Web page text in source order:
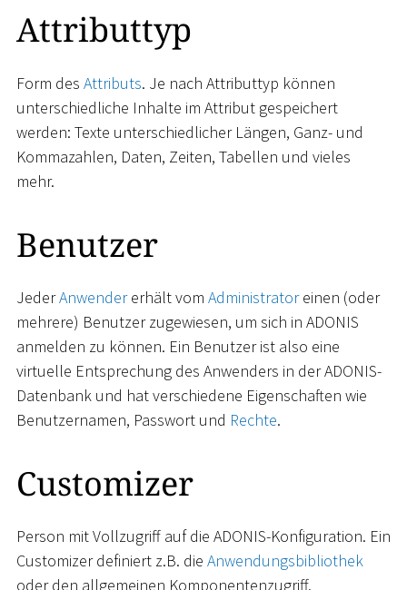
Attributtyp
Form des Attributs. Je nach Attributtyp können
unterschiedliche Inhalte im Attribut gespeichert
werden: Texte unterschiedlicher Längen, Ganz- und
Kommazahlen, Daten, Zeiten, Tabellen und vieles
mehr.
Benutzer
JederAnwendererhält vom Administratoreinen (oder
mehrere) Benutzer zugewiesen, um sich in ADONIS
anmelden zu können. Ein Benutzer ist also eine
virtuelle Entsprechung des Anwenders in der ADONIS-
Datenbank und hat verschiedene Eigenschaften wie
Benutzernamen, Passwort und Rechte.
Customizer
Person mit Vollzugriff auf die ADONIS-Konfiguration. Ein
Customizer definiert z.B. die Anwendungsbibliothek
oder den allgemeinen Komponentenzugriff.